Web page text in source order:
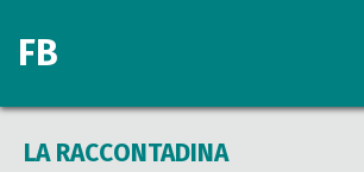
FB
LA RACCONTADINA